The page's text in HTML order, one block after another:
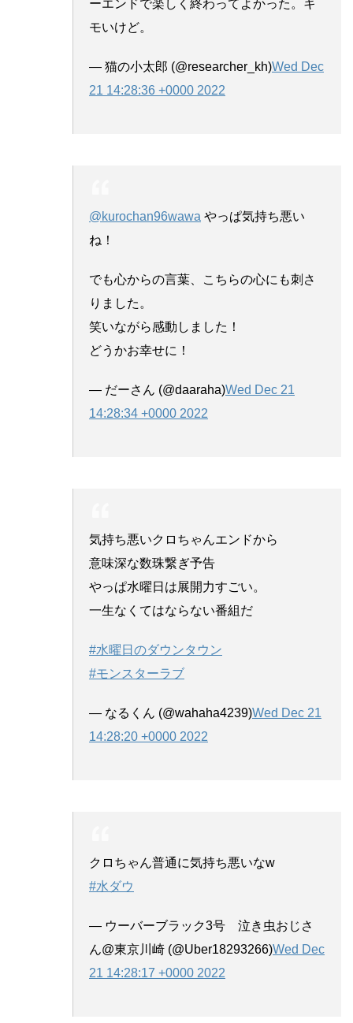
ーエンドで楽しく終わってよかった。キ
モいけど。
— 猫の小太郎 (@researcher_kh)Wed Dec
21 14:28:36 +0000 2022
@kurochan96wawa やっぱ気持ち悪い
ね！
でも心からの言葉、こちらの心にも刺さ
りました。
笑いながら感動しました！
どうかお幸せに！
— だーさん (@daaraha)Wed Dec 21
14:28:34 +0000 2022
気持ち悪いクロちゃんエンドから
意味深な数珠繋ぎ予告
やっぱ水曜日は展開力すごい。
一生なくてはならない番組だ
#水曜日のダウンタウン
#モンスターラブ
— なるくん (@wahaha4239)Wed Dec 21
14:28:20 +0000 2022
クロちゃん普通に気持ち悪いなw
#水ダウ
— ウーバーブラック3号 泣き虫おじさ
ん@東京川崎 (@Uber18293266)Wed Dec
21 14:28:17 +0000 2022